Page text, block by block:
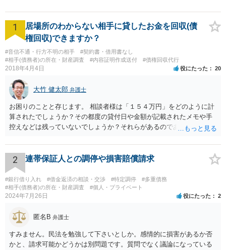
1
居場所のわからない相手に貸したお金を回収(債
権回収)できますか？
#音信不通・行方不明の相手
#契約書・借用書なし
#相手(債務者)の所在・財産調査
#内容証明作成送付 #債権回収代行
2018年4月4日 役にたった 20
大竹 健太郎 弁護士
お困りのことと存じます。 相談者様は「１５４万円」をどのように計
算されたでしょうか？その都度の貸付日や金額が記載されたメモや手
控えなどは残っていないでしょうか？それらがあるのであればメール
です。 彼の住所については住民票上の住所であれば調査することは可
能です。 弁護士に依頼した際の費用にいては現在弁護士費用が自由化
されており法律事務所によって異なりますので、あくまで目安となり
ますが、交渉を依頼すると①着手金が請求額×8％or10万円の高い方、
②成功報酬が16％、③実費というところでしょうか。法律事務所によ
っては別途日当を請求するところもあると思います。 勝訴の見込みや
お伺いできればお伝えさせていただきますので、宜しければ、個別に
2 連帯保証人との調停や損害賠償請求
#銀行借り入れ #借金返済の相談・交渉 #特定調停
#多重債務
#相手(債務者)の所在・財産調査
#個人・プライベート
2024年7月26日 役にたった 2
匿名B 弁護士
すみません。民法を勉強して下さいとしか。感情的に損害があるか否
かと、請求可能かどうかは別問題です。質問でなく議論になっている